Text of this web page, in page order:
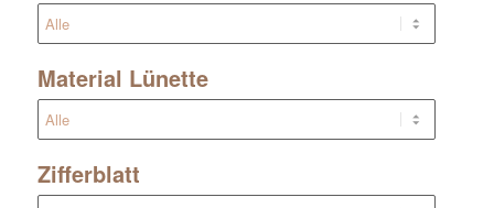
Material Lünette
Zifferblatt